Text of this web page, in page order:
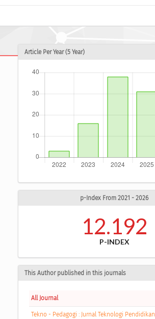
Article Per Year (5 Year)
p-Index From 2021 - 2026
12.192
P-INDEX
This Author published in this journals
All Journal
Tekno - Pedagogi : Jurnal Teknologi Pendidikan